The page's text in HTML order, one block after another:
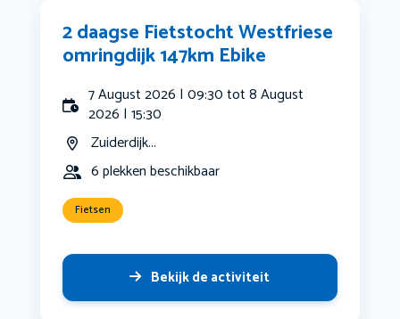
2 daagse Fietstocht Westfriese
omringdijk 147km Ebike
7 August 2026 | 09:30 tot 8 August
2026 | 15:30
Zuiderdijk...
6 plekken beschikbaar
Fietsen
Bekijk de activiteit